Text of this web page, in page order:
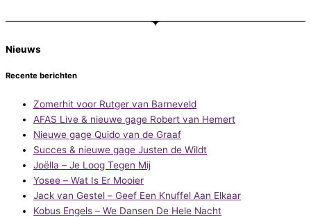
Nieuws
Recente berichten
Zomerhit voor Rutger van Barneveld
AFAS Live & nieuwe gage Robert van Hemert
Nieuwe gage Quido van de Graaf
Succes & nieuwe gage Justen de Wildt
Joëlla – Je Loog Tegen Mij
Yosee – Wat Is Er Mooier
Jack van Gestel – Geef Een Knuffel Aan Elkaar
Kobus Engels – We Dansen De Hele Nacht